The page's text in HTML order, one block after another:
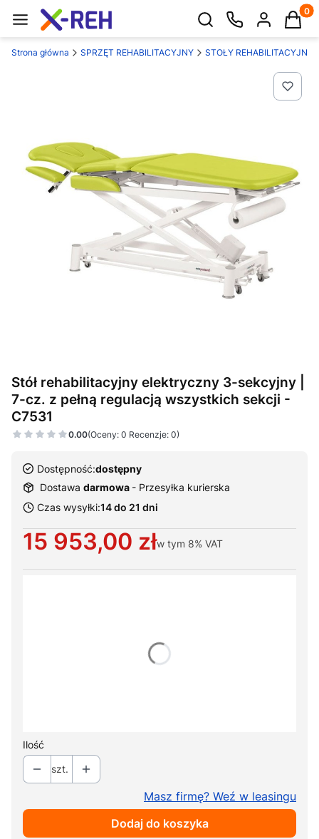
Otwórz wyszukiwarkę
Strona główna SPRZĘT REHABILITACYJNY STOŁY REHABILITACYJNE
Stół rehabilitacyjny elektryczny 3-sekcyjny |
7-cz. z pełną regulacją wszystkich sekcji -
C7531
0.00(Oceny: 0 Recenzje: 0)
Dostępność:dostępny
Dostawa darmowa - Przesyłka kurierska
Czas wysyłki:14 do 21 dni
Cena
15 953,00 złw tym 8% VAT
Ilość
szt.
Masz firmę? Weź w leasingu
Dodaj do koszyka